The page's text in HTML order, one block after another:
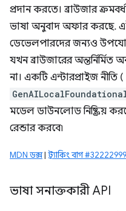
প্রদান করতে। ব্রাউজার
ভাষা অনুবাদ অফার করছে.
ডেভেলপারদের জন্যও
যখন ব্রাউজারের
না। একটি এন্টারপ্রাইজ নীতি (
মডেল ডাউনলোড নিষ্ক্রিয়
রেন্ডার করবে৷
MDN ডক্স| ট্র্যাকিং বাগ
ভাষা সনাক্তকারী API